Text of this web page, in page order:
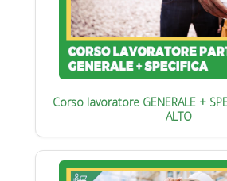
Corso lavoratore GENERALE +
ALTO